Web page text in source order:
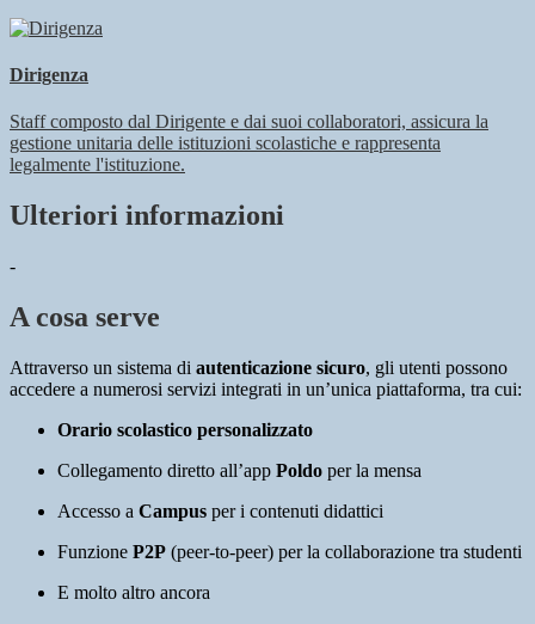
Dirigenza
Staff composto dal Dirigente e dai suoi collaboratori, assicura la
gestione unitaria delle istituzioni scolastiche e rappresenta
legalmente l'istituzione.
Ulteriori informazioni
-
A cosa serve
Attraverso un sistema di autenticazione sicuro, gli utenti possono
accedere a numerosi servizi integrati in un’unica piattaforma, tra cui:
Orario scolastico personalizzato
Collegamento diretto all’app Poldo per la mensa
Accesso a Campus per i contenuti didattici
Funzione P2P (peer-to-peer) per la collaborazione tra studenti
E molto altro ancora